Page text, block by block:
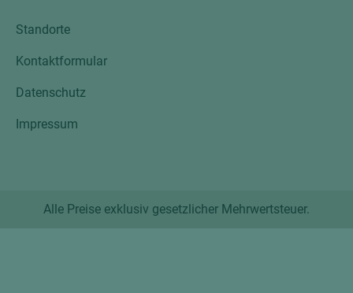
Standorte
Kontaktformular
Datenschutz
Impressum
Alle Preise exklusiv gesetzlicher Mehrwertsteuer.